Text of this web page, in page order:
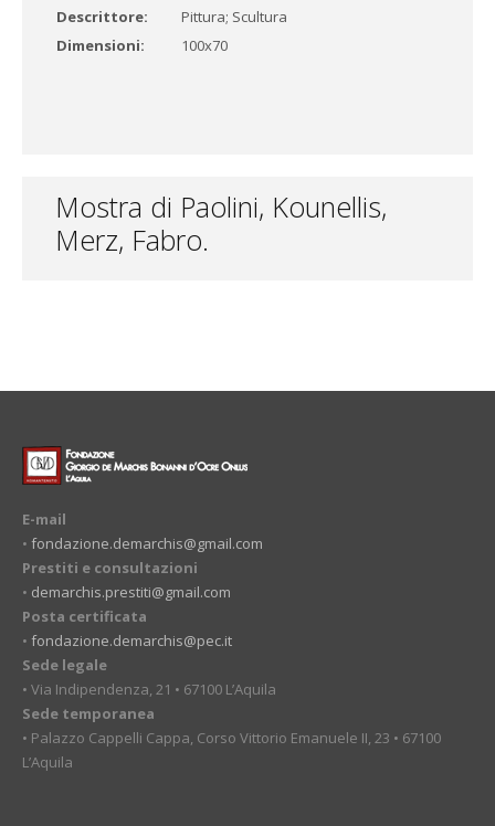
Descrittore:
Pittura; Scultura
Dimensioni:
100x70
Mostra di Paolini, Kounellis,
Merz, Fabro.
E-mail
• fondazione.demarchis@gmail.com
Prestiti e consultazioni
• demarchis.prestiti@gmail.com
Posta certificata
• fondazione.demarchis@pec.it
Sede legale
• Via Indipendenza, 21 • 67100 L’Aquila
Sede temporanea
• Palazzo Cappelli Cappa, Corso Vittorio Emanuele II, 23 • 67100
L’Aquila